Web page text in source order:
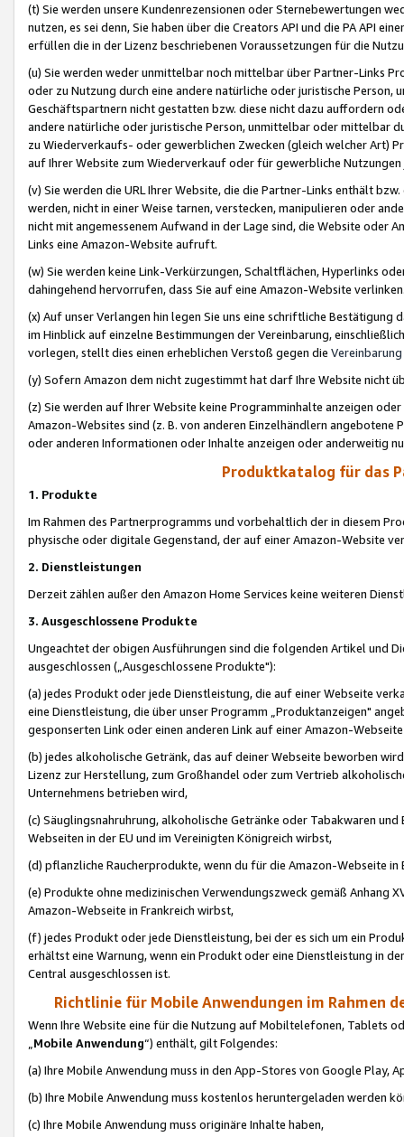
(t) Sie werden unsere Kundenrezensionen oder Sternebewertungen
nutzen, es sei denn, Sie haben über die Creators API und die PA API
erfüllen die in der Lizenz beschriebenen Voraussetzungen für die
(u) Sie werden weder unmittelbar noch mittelbar über Partner-Links
oder zu Nutzung durch eine andere natürliche oder juristische
Geschäftspartnern nicht gestatten bzw. diese nicht dazu auffordern
andere natürliche oder juristische Person, unmittelbar oder mittelbar
zu Wiederverkaufs- oder gewerblichen Zwecken (gleich welcher Art)
auf Ihrer Website zum Wiederverkauf oder für gewerbliche
(v) Sie werden die URL Ihrer Website, die die Partner-Links enthält
werden, nicht in einer Weise tarnen, verstecken, manipulieren oder
nicht mit angemessenem Aufwand in der Lage sind, die Website oder
Links eine Amazon-Website aufruft.
(w) Sie werden keine Link-Verkürzungen, Schaltflächen, Hyperlinks
dahingehend hervorrufen, dass Sie auf eine Amazon-Website
(x) Auf unser Verlangen hin legen Sie uns eine schriftliche
im Hinblick auf einzelne Bestimmungen der Vereinbarung,
vorlegen, stellt dies einen erheblichen Verstoß gegen die Vereinbarung
(y) Sofern Amazon dem nicht zugestimmt hat darf Ihre Website nicht
(z) Sie werden auf Ihrer Website keine Programminhalte anzeigen
Amazon-Websites sind (z. B. von anderen Einzelhändlern
oder anderen Informationen oder Inhalte anzeigen oder anderweitig
Produktkatalog für das
1. Produkte
Im Rahmen des Partnerprogramms und vorbehaltlich der in diesem
physische oder digitale Gegenstand, der auf einer Amazon-Website
2. Dienstleistungen
Derzeit zählen außer den Amazon Home Services keine weiteren
3. Ausgeschlossene Produkte
Ungeachtet der obigen Ausführungen sind die folgenden Artikel und
ausgeschlossen („Ausgeschlossene Produkte"):
(a) jedes Produkt oder jede Dienstleistung, die auf einer Webseite
eine Dienstleistung, die über unser Programm „Produktanzeigen"
gesponserten Link oder einen anderen Link auf einer Amazon-
(b) jedes alkoholische Getränk, das auf deiner Webseite beworben
Lizenz zur Herstellung, zum Großhandel oder zum Vertrieb
Unternehmens betrieben wird,
(c) Säuglingsnahruhrung, alkoholische Getränke oder Tabakwaren
Webseiten in der EU und im Vereinigten Königreich wirbst,
(d) pflanzliche Raucherprodukte, wenn du für die Amazon-Webseite in
(e) Produkte ohne medizinischen Verwendungszweck gemäß Anhang
Amazon-Webseite in Frankreich wirbst,
(f) jedes Produkt oder jede Dienstleistung, bei der es sich um ein
erhältst eine Warnung, wenn ein Produkt oder eine Dienstleistung in
Central ausgeschlossen ist.
Richtlinie für Mobile Anwendungen im Rahmen
Wenn Ihre Website eine für die Nutzung auf Mobiltelefonen, Tablets
„Mobile Anwendung“) enthält, gilt Folgendes:
(a) Ihre Mobile Anwendung muss in den App-Stores von Google Play,
(b) Ihre Mobile Anwendung muss kostenlos heruntergeladen werden
(c) Ihre Mobile Anwendung muss originäre Inhalte haben,